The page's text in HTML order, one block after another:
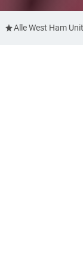
Alle West Ham